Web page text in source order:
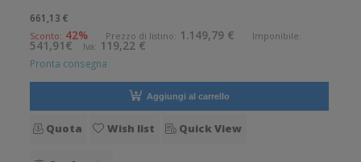
stampa: 8 dot/mm Wireless: Presente Supporto di stampa:
Braccialetti, Carta in
661,13 €
Sconto: 42% Prezzo di listino: 1.149,79 € Imponibile:
541,91€ Iva: 119,22 €
Pronta consegna
Aggiungi al carrello
Quota Wish list Quick View